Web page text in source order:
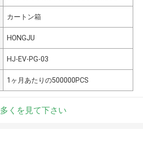
カートン箱
HONGJU
HJ-EV-PG-03
1ヶ月あたりの500000PCS
多くを見て下さい